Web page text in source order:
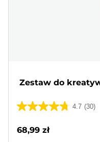
Zestaw do
4.7 (30)
4.7
5
68,99 zł